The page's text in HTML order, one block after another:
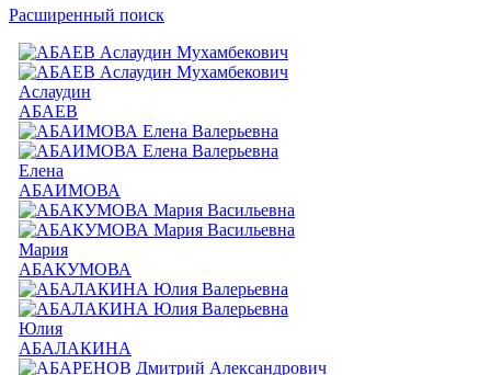
Расширенный поиск
Аслаудин
АБАЕВ
Елена
АБАИМОВА
Мария
АБАКУМОВА
Юлия
АБАЛАКИНА